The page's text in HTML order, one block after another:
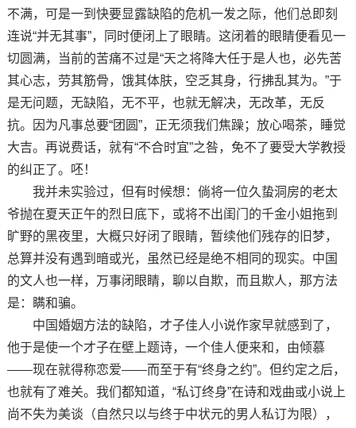
不满，可是一到快要显露缺陷的危机一发之际，他们总即刻
连说“并无其事”，同时便闭上了眼睛。这闭着的眼睛便看见一
切圆满，当前的苦痛不过是“天之将降大任于是人也，必先苦
其心志，劳其筋骨，饿其体肤，空乏其身，行拂乱其为。”于
是无问题，无缺陷，无不平，也就无解决，无改革，无反
抗。因为凡事总要“团圆”，正无须我们焦躁；放心喝茶，睡觉
大吉。再说费话，就有“不合时宜”之咎，免不了要受大学教授
的纠正了。呸！
我并未实验过，但有时候想：倘将一位久蛰洞房的老太
爷抛在夏天正午的烈日底下，或将不出闺门的千金小姐拖到
旷野的黑夜里，大概只好闭了眼睛，暂续他们残存的旧梦，
总算并没有遇到暗或光，虽然已经是绝不相同的现实。中国
的文人也一样，万事闭眼睛，聊以自欺，而且欺人，那方法
是：瞒和骗。
中国婚姻方法的缺陷，才子佳人小说作家早就感到了，
他于是使一个才子在壁上题诗，一个佳人便来和，由倾慕
——现在就得称恋爱——而至于有“终身之约”。但约定之后，
也就有了难关。我们都知道，“私订终身”在诗和戏曲或小说上
尚不失为美谈（自然只以与终于中状元的男人私订为限），